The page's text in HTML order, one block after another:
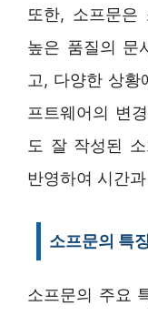
또한, 소프문은
높은 품질의 문
고, 다양한 상황
프트웨어의 변
도 잘 작성된
반영하여 시간
소프문의 특징
소프문의 주요